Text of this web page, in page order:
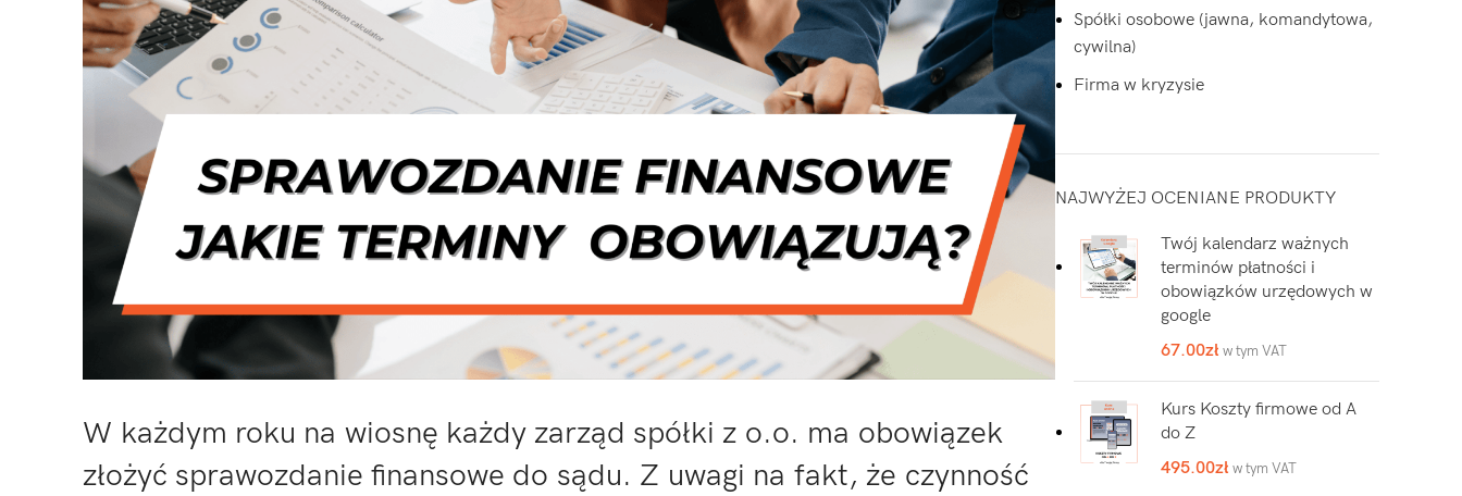
W każdym roku na wiosnę każdy zarząd spółki z o.o. ma obowiązek
złożyć sprawozdanie finansowe do sądu. Z uwagi na fakt, że czynność
Spółki osobowe (jawna, komandytowa,
cywilna)
Firma w kryzysie
NAJWYŻEJ OCENIANE PRODUKTY
Twój kalendarz ważnych
terminów płatności i
obowiązków urzędowych w
google
67.00zł w tym VAT
Kurs Koszty firmowe od A
do Z
495.00zł w tym VAT